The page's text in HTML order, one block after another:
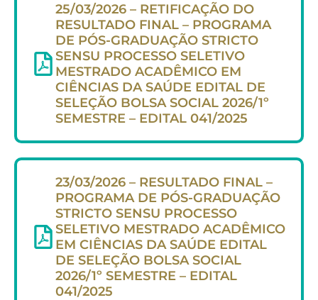
25/03/2026 – RETIFICAÇÃO DO
RESULTADO FINAL – PROGRAMA
DE PÓS-GRADUAÇÃO STRICTO
SENSU PROCESSO SELETIVO
MESTRADO ACADÊMICO EM
CIÊNCIAS DA SAÚDE EDITAL DE
SELEÇÃO BOLSA SOCIAL 2026/1º
SEMESTRE – EDITAL 041/2025
23/03/2026 – RESULTADO FINAL –
PROGRAMA DE PÓS-GRADUAÇÃO
STRICTO SENSU PROCESSO
SELETIVO MESTRADO ACADÊMICO
EM CIÊNCIAS DA SAÚDE EDITAL
DE SELEÇÃO BOLSA SOCIAL
2026/1º SEMESTRE – EDITAL
041/2025